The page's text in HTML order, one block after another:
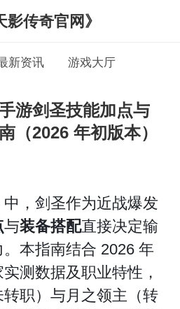
影传奇官网》
新资讯 游戏大厅
游剑圣技能加点与
（2026 年初版本）
，剑圣作为近战爆发
与装备搭配直接决定输
本指南结合 2026 年
测数据及职业特性，
职）与月之领主（转